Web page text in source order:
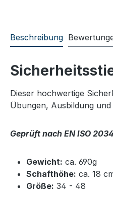
Beschreibung
Dieser hochwertige
Übungen, Ausbildung
Geprüft nach EN ISO
Gewicht: ca. 690g
Schafthöhe: ca. 18
Größe: 34 - 48